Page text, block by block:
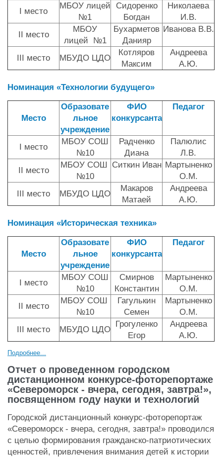
I место
МБОУ лицей
№1
Сидоренко
Богдан
Николаева
И.В.
II место
МБОУ
лицей №1
Бухарметов
Данияр
Иванова В.В.
III место МБУДО ЦДО
Котляров
Максим
Андреева
А.Ю.
Номинация «Технологии будущего»
Место
Образовате
льное
учреждение
ФИО
конкурсанта
Педагог
I место
МБОУ СОШ
№10
Радченко
Диана
Палюлис
Л.В.
II место
МБОУ СОШ
№10
Ситкин Иван Мартыненко
О.М.
III место
МБУДО ЦДО
Макаров
Матаей
Андреева
А.Ю.
Номинация «Историческая техника»
Место
Образовате
льное
учреждение
ФИО
конкурсанта
Педагог
I место
МБОУ СОШ
№10
Смирнов
Константин
Мартыненко
О.М.
II место
МБОУ СОШ
№10
Гагулькин
Семен
Мартыненко
О.М.
III место
МБУДО ЦДО
Грогуленко
Егор
Андреева
А.Ю.
Подробнее...
Отчет о проведенном городском
дистанционном конкурсе-фоторепортаже
«Североморск - вчера, сегодня, завтра!»,
посвященном году науки и технологий
Городской дистанционный конкурс-фоторепортаж
«Североморск - вчера, сегодня, завтра!» проводился
с целью формирования гражданско-патриотических
ценностей, привлечения внимания детей к истории